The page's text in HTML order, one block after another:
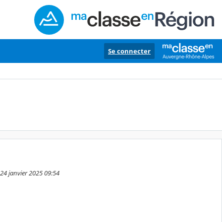
Se connecter
janvier 2025 09:54